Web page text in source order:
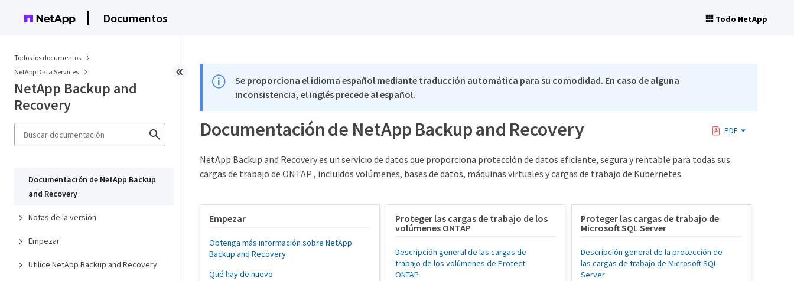
Documentos Todo NetApp
Todos los documentos
NetApp Data Services
NetApp Backup and
Recovery
Documentación de NetApp Backup
and Recovery
Notas de la versión
Empezar
Utilice NetApp Backup and Recovery
Se proporciona el idioma español mediante traducción automática para su comodidad. En caso de alguna
inconsistencia, el inglés precede al español.
Documentación de NetApp Backup and Recovery PDF
NetApp Backup and Recovery es un servicio de datos que proporciona protección de datos eficiente, segura y rentable para todas sus
cargas de trabajo de ONTAP , incluidos volúmenes, bases de datos, máquinas virtuales y cargas de trabajo de Kubernetes.
Empezar
Obtenga más información sobre NetApp
Backup and Recovery
Qué hay de nuevo
Proteger las cargas de trabajo de los
volúmenes ONTAP
Descripción general de las cargas de
trabajo de los volúmenes de Protect
ONTAP
Proteger las cargas de trabajo de
Microsoft SQL Server
Descripción general de la protección de
las cargas de trabajo de Microsoft SQL
Server